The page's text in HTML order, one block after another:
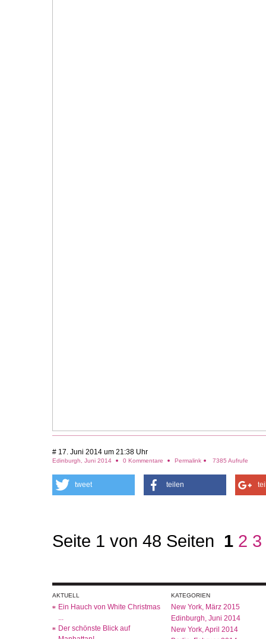
# 17. Juni 2014 um 21:38 Uhr
Edinburgh, Juni 2014 0 Kommentare Permalink 7385 Aufrufe
tweet teilen
Seite 1 von 48 Seiten 1 2 3
AKTUELL
Ein Hauch von White Christmas
...
Der schönste Blick auf
KATEGORIEN
New York, März 2015
Edinburgh, Juni 2014
New York, April 2014